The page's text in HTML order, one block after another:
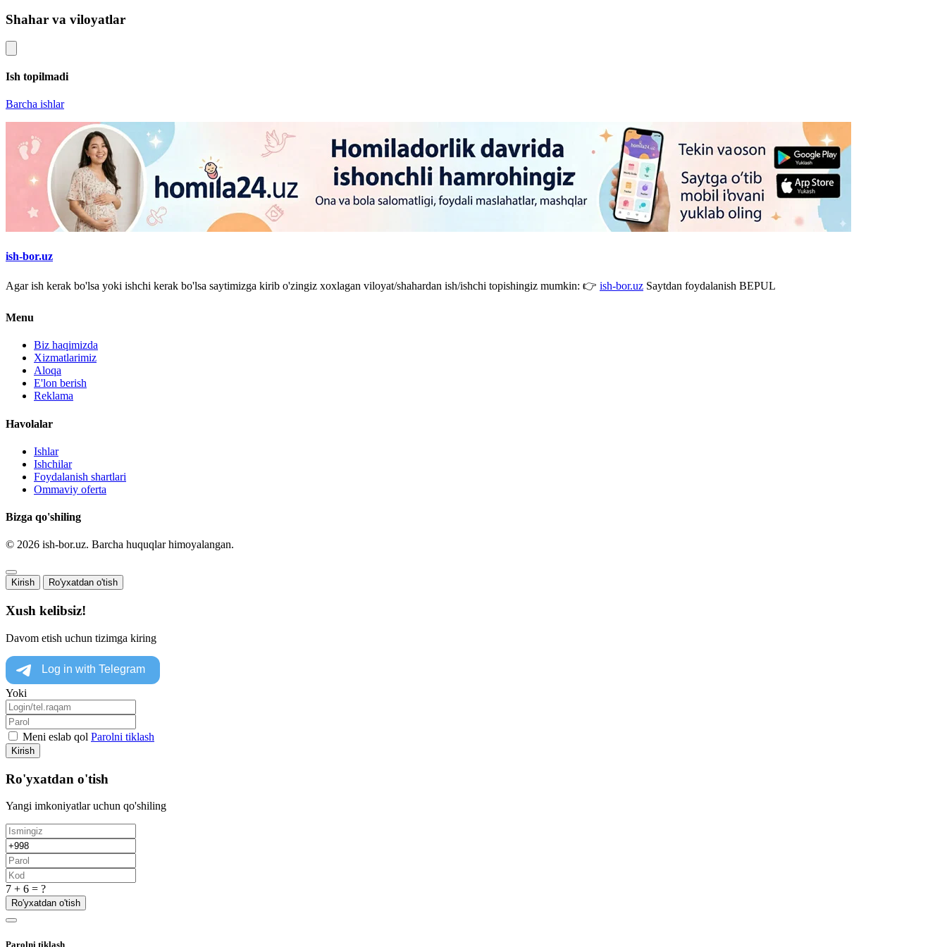
Shahar va viloyatlar
Ish topilmadi
Barcha ishlar
ish-bor.uz
Agar ish kerak bo'lsa yoki ishchi kerak bo'lsa saytimizga kirib o'zingiz xoxlagan viloyat/shahardan ish/ishchi topishingiz mumkin: 👉 ish-bor.uz Saytdan foydalanish BEPUL
Menu
Biz haqimizda
Xizmatlarimiz
Aloqa
E'lon berish
Reklama
Havolalar
Ishlar
Ishchilar
Foydalanish shartlari
Ommaviy oferta
Bizga qo'shiling
© 2026 ish-bor.uz. Barcha huquqlar himoyalangan.
Kirish Ro'yxatdan o'tish
Xush kelibsiz!
Davom etish uchun tizimga kiring
Yoki
Meni eslab qol Parolni tiklash
Kirish
Ro'yxatdan o'tish
Yangi imkoniyatlar uchun qo'shiling
7 + 6 = ?
Ro'yxatdan o'tish
Parolni tiklash